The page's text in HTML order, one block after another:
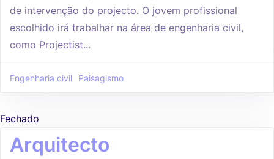
de intervenção do projecto. O jovem profissional
escolhido irá trabalhar na área de engenharia civil,
como Projectist...
Engenharia civil Paisagismo
Fechado
Arquitecto